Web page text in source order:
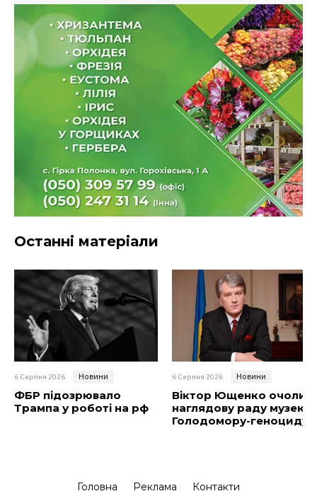
Останні матеріали
6 Серпня 2026 Новини
ФБР підозрювало
Трампа у роботі на рф
6 Серпня 2026 Новини
Віктор Ющенко очолив
наглядову раду музею
Голодомору-геноциду
Головна Реклама Контакти